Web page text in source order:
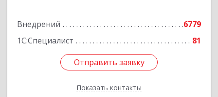
Внедрений
6779
1С:Специалист
81
Отправить заявку
Показать контакты
Отправить заявку
Назад